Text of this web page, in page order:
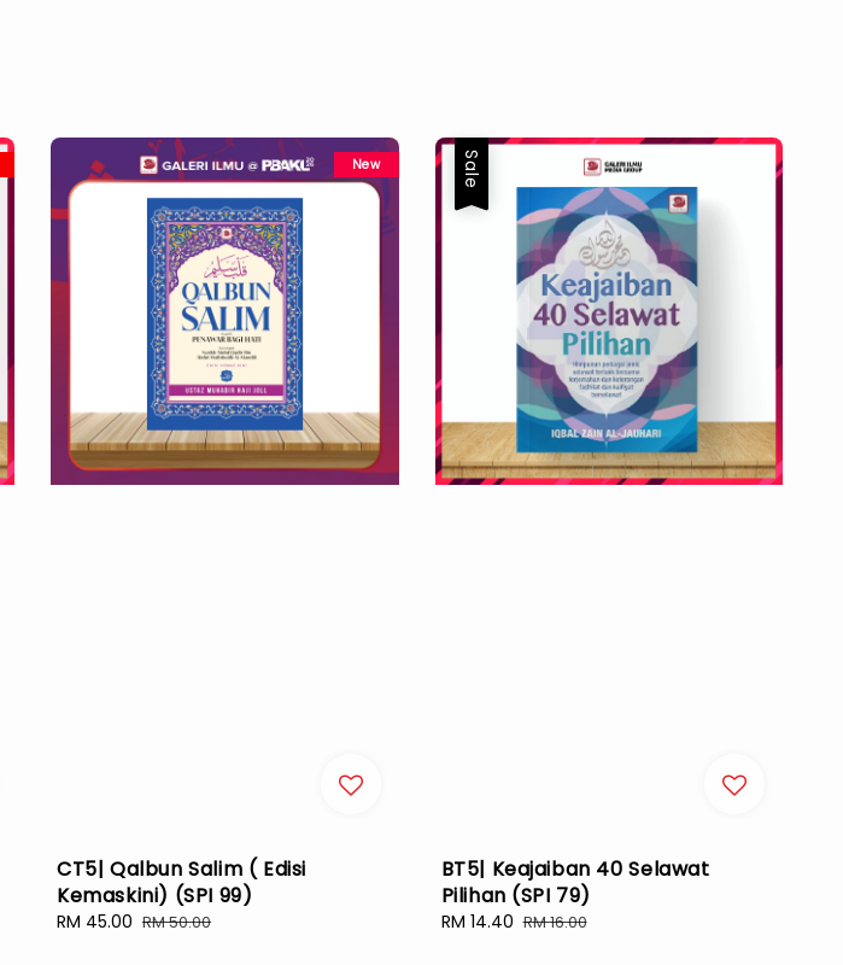
New
CT5| Qalbun Salim ( Edisi
Kemaskini) (SPI 99)
Sale
RM 45.00 Regular
RM 50.00
Sale
BT5| Keajaiban 40 Selawat
Pilihan (SPI 79)
Sale
RM 14.40 Regular
RM 16.00